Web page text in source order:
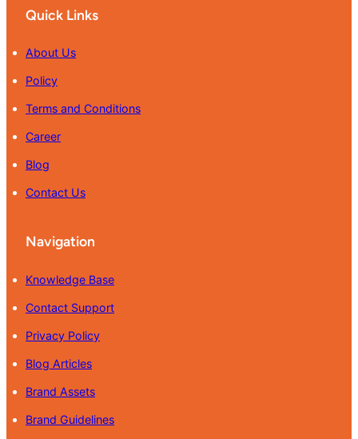
Quick Links
About Us
Policy
Terms and Conditions
Career
Blog
Contact Us
Navigation
Knowledge Base
Contact Support
Privacy Policy
Blog Articles
Brand Assets
Brand Guidelines